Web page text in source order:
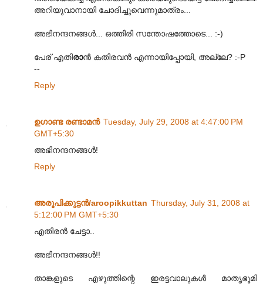
അറിയുവാനായി ചോദിച്ചുവെന്നുമാത്രം...
അഭിനന്ദനങ്ങൾ... ഒത്തിരി സന്തോഷത്തോടെ... :-)
പേര് എതിരാൻ കതിരവൻ എന്നായിപ്പോയി, അല്ലേ? :-P
--
Reply
ഉഗാണ്ട രണ്ടാമന്‍ Tuesday, July 29, 2008 at 4:47:00 PM
GMT+5:30
അഭിനന്ദനങ്ങള്‍!
Reply
അരൂപിക്കുട്ടന്‍/aroopikkuttan Thursday, July 31, 2008 at
5:12:00 PM GMT+5:30
എതിരന്‍ ചേട്ടാ..
അഭിനന്ദനങ്ങള്‍!!
താങ്കളുടെ എഴുത്തിന്റെ ഇരട്ടവാലുകള്‍ മാതൃഭൂമി